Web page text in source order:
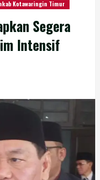
Kotawaringin Timur
Segera
Intensif